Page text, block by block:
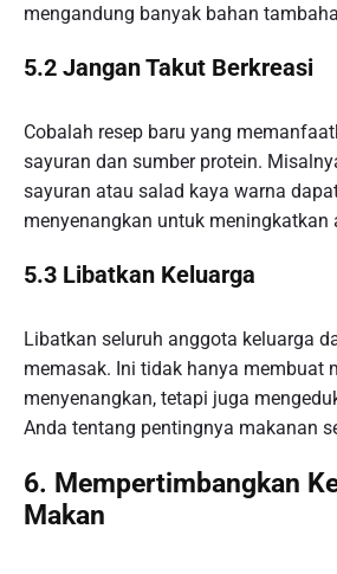
mengandung banyak bahan
5.2 Jangan Takut Berkreasi
Cobalah resep baru yang
sayuran dan sumber protein.
sayuran atau salad kaya warna
menyenangkan untuk meningkatkan
5.3 Libatkan Keluarga
Libatkan seluruh anggota keluarga
memasak. Ini tidak hanya membuat
menyenangkan, tetapi juga
Anda tentang pentingnya makanan
6. Mempertimbangkan
Makan